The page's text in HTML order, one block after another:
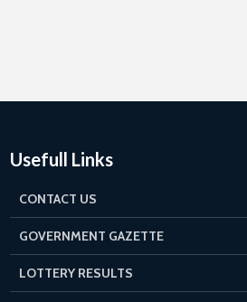
Usefull Links
CONTACT US
GOVERNMENT GAZETTE
LOTTERY RESULTS